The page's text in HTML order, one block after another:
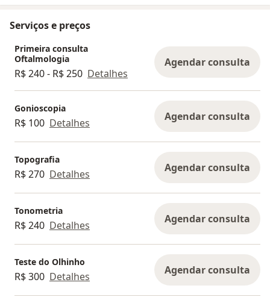
Serviços e preços
Primeira consulta
Oftalmologia
R$ 240 - R$ 250 Detalhes
Agendar consulta
Gonioscopia
R$ 100 Detalhes Agendar consulta
Topografia
R$ 270 Detalhes Agendar consulta
Tonometria
R$ 240 Detalhes Agendar consulta
Teste do Olhinho
R$ 300 Detalhes Agendar consulta